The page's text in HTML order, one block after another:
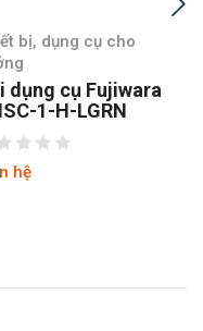
Thiết bị, dụng cụ cho
xưởng
Đai dụng cụ Fujiwara
SNSC-1-H-LOR
Liên hệ